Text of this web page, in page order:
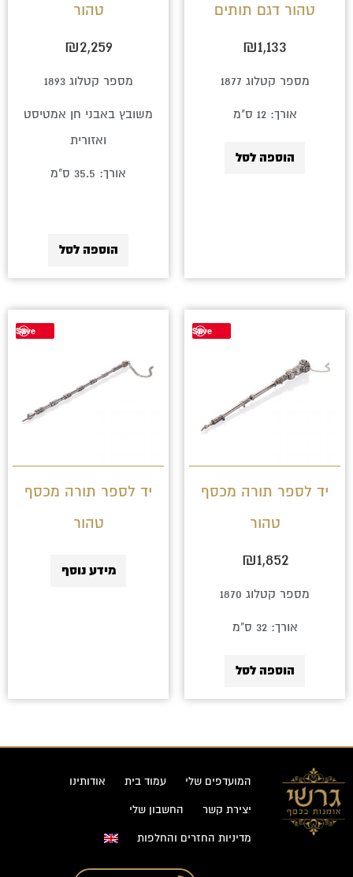
טהור דגם תותים
₪1,133
מספר קטלוג 1877
אורך: 12 ס"מ
הוספה לסל
טהור
₪2,259
מספר קטלוג 1893
משובץ באבני חן אמטיסט
ואזורית
אורך: 35.5 ס"מ
הוספה לסל
Save
יד לספר תורה מכסף
טהור
₪1,852
מספר קטלוג 1870
אורך: 32 ס"מ
הוספה לסל
Save
יד לספר תורה מכסף
טהור
מידע נוסף
המועדפים שלי עמוד בית אודותינו
יצירת קשר החשבון שלי
מדיניות החזרים והחלפות